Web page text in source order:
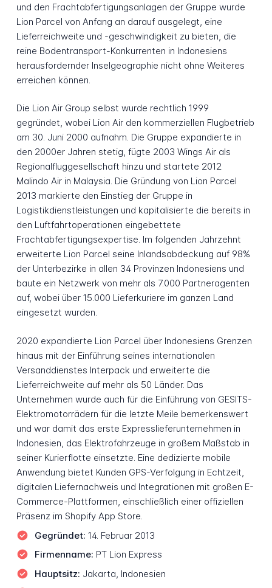
und den Frachtabfertigungsanlagen der Gruppe wurde
Lion Parcel von Anfang an darauf ausgelegt, eine
Lieferreichweite und -geschwindigkeit zu bieten, die
reine Bodentransport-Konkurrenten in Indonesiens
herausfordernder Inselgeographie nicht ohne Weiteres
erreichen können.
Die Lion Air Group selbst wurde rechtlich 1999
gegründet, wobei Lion Air den kommerziellen Flugbetrieb
am 30. Juni 2000 aufnahm. Die Gruppe expandierte in
den 2000er Jahren stetig, fügte 2003 Wings Air als
Regionalfluggesellschaft hinzu und startete 2012
Malindo Air in Malaysia. Die Gründung von Lion Parcel
2013 markierte den Einstieg der Gruppe in
Logistikdienstleistungen und kapitalisierte die bereits in
den Luftfahrtoperationen eingebettete
Frachtabfertigungsexpertise. Im folgenden Jahrzehnt
erweiterte Lion Parcel seine Inlandsabdeckung auf 98%
der Unterbezirke in allen 34 Provinzen Indonesiens und
baute ein Netzwerk von mehr als 7.000 Partneragenten
auf, wobei über 15.000 Lieferkuriere im ganzen Land
eingesetzt wurden.
2020 expandierte Lion Parcel über Indonesiens Grenzen
hinaus mit der Einführung seines internationalen
Versanddienstes Interpack und erweiterte die
Lieferreichweite auf mehr als 50 Länder. Das
Unternehmen wurde auch für die Einführung von GESITS-
Elektromotorrädern für die letzte Meile bemerkenswert
und war damit das erste Expresslieferunternehmen in
Indonesien, das Elektrofahrzeuge in großem Maßstab in
seiner Kurierflotte einsetzte. Eine dedizierte mobile
Anwendung bietet Kunden GPS-Verfolgung in Echtzeit,
digitalen Liefernachweis und Integrationen mit großen E-
Commerce-Plattformen, einschließlich einer offiziellen
Präsenz im Shopify App Store.
Gegründet: 14. Februar 2013
Firmenname: PT Lion Express
Hauptsitz: Jakarta, Indonesien